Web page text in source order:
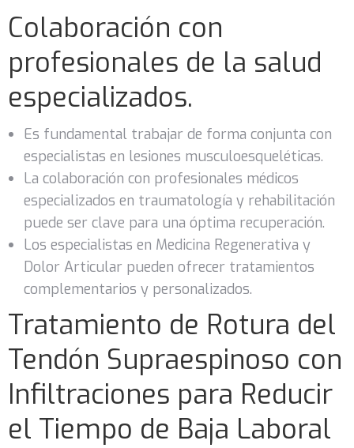
Colaboración con
profesionales de la salud
especializados.
Es fundamental trabajar de forma conjunta con
especialistas en lesiones musculoesqueléticas.
La colaboración con profesionales médicos
especializados en traumatología y rehabilitación
puede ser clave para una óptima recuperación.
Los especialistas en Medicina Regenerativa y
Dolor Articular pueden ofrecer tratamientos
complementarios y personalizados.
Tratamiento de Rotura del
Tendón Supraespinoso con
Infiltraciones para Reducir
el Tiempo de Baja Laboral